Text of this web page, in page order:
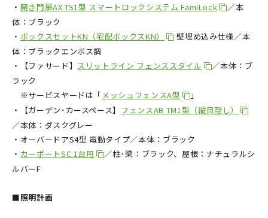
・ 開き門扉AX TS1型 スマートロックシステム FamiLock
／本
体：ブラック
・ ボックスセットKN（宅配ボックスKN）
壁埋め込み仕様／本
体：ブラックエンボス調
・【ファサード】 スリットライン フェンススタイル
／本体：ブ
ラック
※サービスヤードは「 メッシュフェンスA型
」
・【ガーデン･カースペース】 フェンスAB TM1型（縦目隠し）
／本体：ダスクグレー
・オーバードアS4型 電動タイプ／本体：ブラック
・ カーポートSC 1台用
／柱･梁：ブラック、屋根：ナチュラルシ
ルバーF
■照明計画